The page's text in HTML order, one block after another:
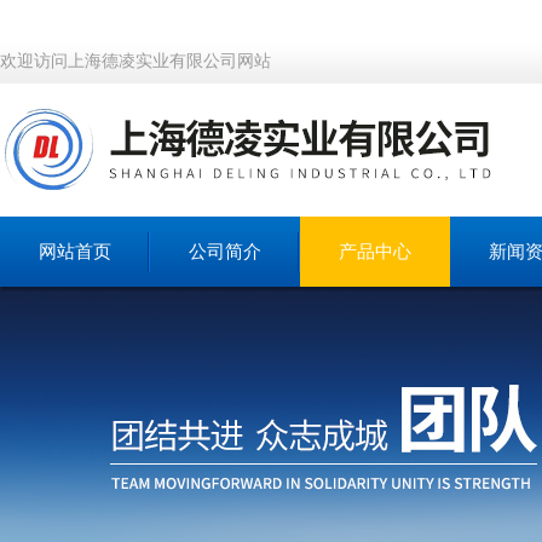
欢迎访问上海德凌实业有限公司网站
网站首页 公司简介 产品中心 新闻